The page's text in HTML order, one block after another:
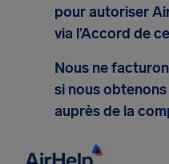
pour autoriser
via l’Accord de
Nous ne
si nous
auprès de la